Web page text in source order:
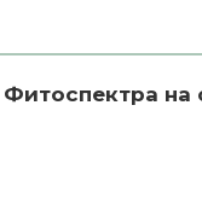
Фитоспектра